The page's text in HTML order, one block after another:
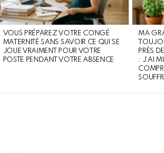
VOUS PRÉPAREZ VOTRE CONGÉ
MATERNITÉ SANS SAVOIR CE QUI SE
JOUE VRAIMENT POUR VOTRE
POSTE PENDANT VOTRE ABSENCE
MA
PRÈS
: J’AI